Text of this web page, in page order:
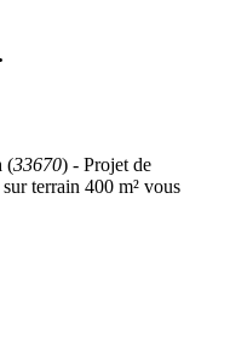
(33670) - Projet de
terrain 400 m² vous